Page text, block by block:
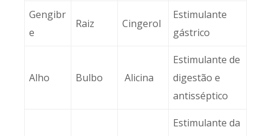
Gengibr
e
Raiz Cingerol
Estimulante
gástrico
Alho Bulbo Alicina
Estimulante de
digestão e
antisséptico
Estimulante da